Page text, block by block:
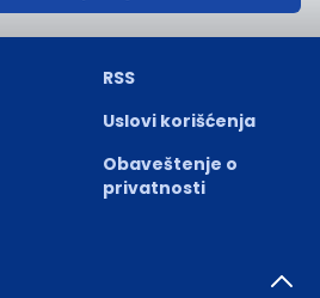
RSS
Uslovi korišćenja
Obaveštenje o
privatnosti